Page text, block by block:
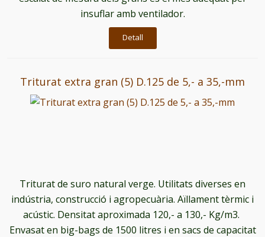
insuflar amb ventilador.
Detall
Triturat extra gran (5) D.125 de 5,- a 35,-mm
Triturat de suro natural verge. Utilitats diverses en
indústria, construcció i agropecuària. Aïllament tèrmic i
acústic. Densitat aproximada 120,- a 130,- Kg/m3.
Envasat en big-bags de 1500 litres i en sacs de capacitat